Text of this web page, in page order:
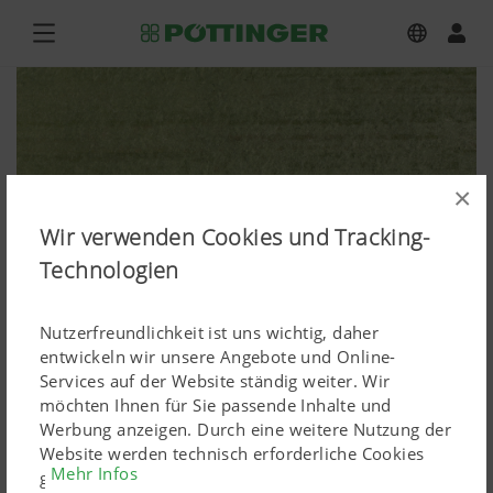
×
Wir verwenden Cookies und Tracking-
Technologien
Nutzerfreundlichkeit ist uns wichtig, daher
entwickeln wir unsere Angebote und Online-
Services auf der Website ständig weiter. Wir
möchten Ihnen für Sie passende Inhalte und
Werbung anzeigen. Durch eine weitere Nutzung der
Website werden technisch erforderliche Cookies
gesetzt. Personenbezogene Google-Marketing-
Mehr Infos
TOP VT 7620 S
Bilddownload hochauflösend